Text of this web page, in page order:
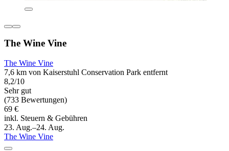
The Wine Vine
The Wine Vine
7,6 km von Kaiserstuhl Conservation Park entfernt
8,2/10
Sehr gut
(733 Bewertungen)
69 €
inkl. Steuern & Gebühren
23. Aug.–24. Aug.
The Wine Vine